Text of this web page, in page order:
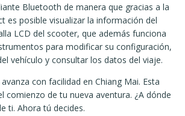
Bluetooth de manera que gracias a la
es posible visualizar la información del
LCD del scooter, que además funciona
para modificar su configuración,
vehículo y consultar los datos del viaje.
con facilidad en Chiang Mai. Esta
comienzo de tu nueva aventura. ¿A dónde
ti. Ahora tú decides.